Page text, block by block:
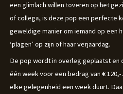
een glimlach willen toveren op het
of collega, is deze pop een perfecte
geweldige manier om iemand op een
‘plagen’ op zijn of haar verjaardag.
De pop wordt in overleg geplaatst en
één week voor een bedrag van €
elke gelegenheid een week duurt.